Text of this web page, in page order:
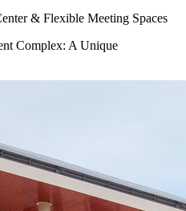
& Flexible Meeting Spaces
Complex: A Unique